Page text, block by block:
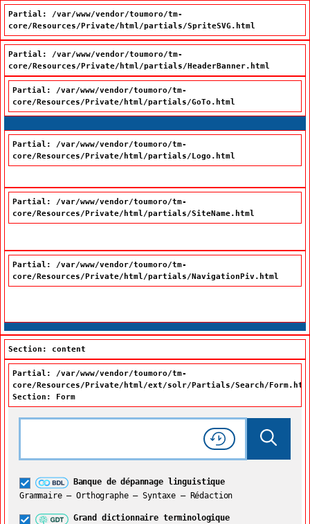
Partial: /var/www/vendor/toumoro/tm-
core/Resources/Private/html/partials/SpriteSVG.html
Partial: /var/www/vendor/toumoro/tm-
core/Resources/Private/html/partials/HeaderBanner.html
Partial: /var/www/vendor/toumoro/tm-
core/Resources/Private/html/partials/GoTo.html
Passer à la recherche
Passer au contenu
Passer à la navigation
Partial: /var/www/vendor/toumoro/tm-
core/Resources/Private/html/partials/Logo.html
Partial: /var/www/vendor/toumoro/tm-
core/Resources/Private/html/partials/SiteName.html
Partial: /var/www/vendor/toumoro/tm-
core/Resources/Private/html/partials/NavigationPiv.html
Section: content
Partial: /var/www/vendor/toumoro/tm-
core/Resources/Private/html/ext/solr/Partials/Search/
Section: Form
Rechercher dans tout le site
Lancer
Consulter l'
Historique
de recherche
Banque de dépannage linguistique
Grammaire – Orthographe – Syntaxe – Rédaction
Grand dictionnaire terminologique
Grand dictionnaire terminologique
Restreindre aux termes